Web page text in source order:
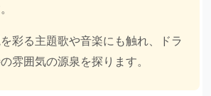
彩る主題歌や音楽にも触れ、ドラ
雰囲気の源泉を探ります。